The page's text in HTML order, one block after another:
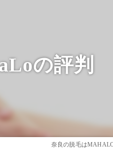
の評判
奈良の脱毛は